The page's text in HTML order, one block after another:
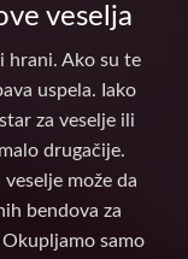
veselja
hrani. Ako su te
uspela. Iako
za veselje ili
drugačije.
može da
bendova za
samo